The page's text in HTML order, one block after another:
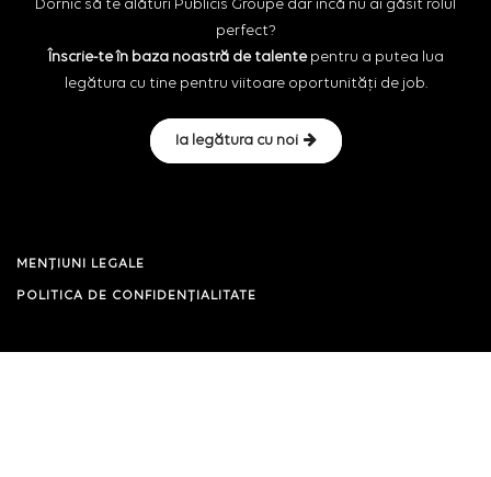
Dornic să te alături Publicis Groupe dar incă nu ai găsit rolul
perfect?
Înscrie-te în baza noastră de talentepentru a putea lua
legătura cu tine pentru viitoare oportunități de job.
Ia legătura cu noi
MENȚIUNI LEGALE
POLITICA DE CONFIDENȚIALITATE